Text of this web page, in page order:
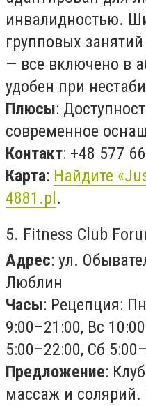
инвалидностью.
групповых
— все включено в
удобен при
Плюсы:
современное
Контакт: +48 577
Карта: Найдите
4881.pl.
5. Fitness Club
Адрес: ул.
Люблин
Часы: Рецепция:
9:00–21:00, Вс
5:00–22:00, Сб
Предложение:
массаж и солярий.